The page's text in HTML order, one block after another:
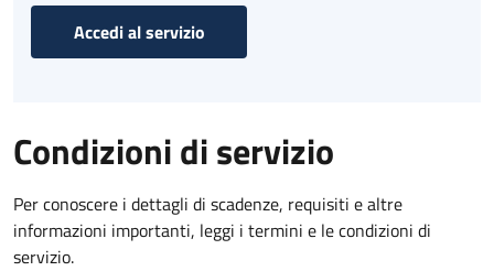
Accedi al servizio
Condizioni di servizio
Per conoscere i dettagli di scadenze, requisiti e altre
informazioni importanti, leggi i termini e le condizioni di
servizio.